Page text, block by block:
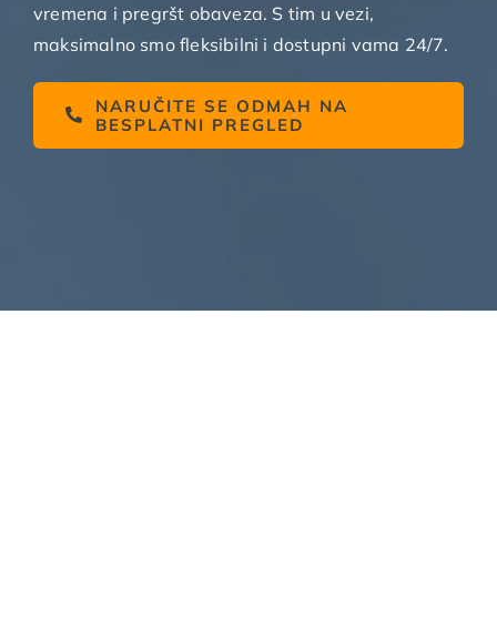
vremena i pregršt obaveza. S tim u vezi,
maksimalno smo fleksibilni i dostupni vama 24/7.
NARUČITE SE ODMAH NA
BESPLATNI PREGLED